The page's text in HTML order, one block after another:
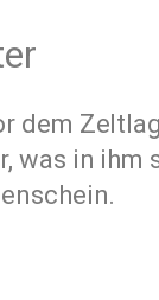
dem
was in